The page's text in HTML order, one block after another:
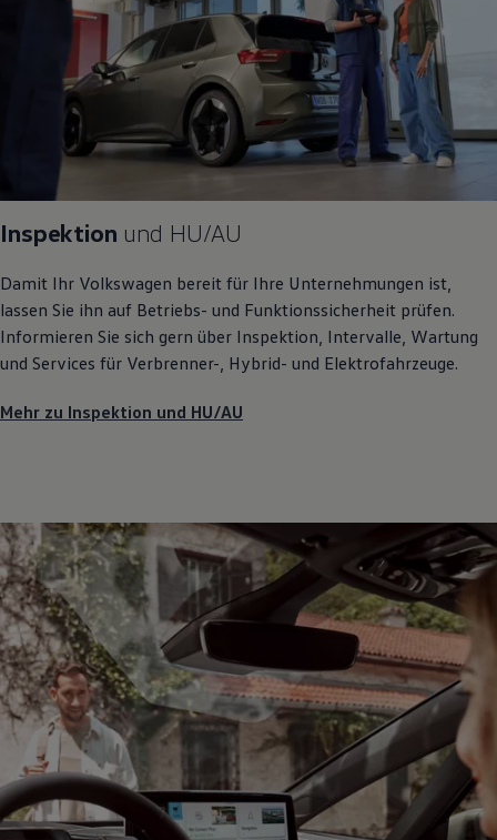
Inspektion und HU/AU
Damit Ihr Volkswagen bereit für Ihre Unternehmungen ist,
lassen Sie ihn auf Betriebs- und Funktionssicherheit prüfen.
Informieren Sie sich gern über Inspektion, Intervalle, Wartung
und Services für Verbrenner-, Hybrid- und Elektrofahrzeuge.
Mehr zu Inspektion und HU/AU